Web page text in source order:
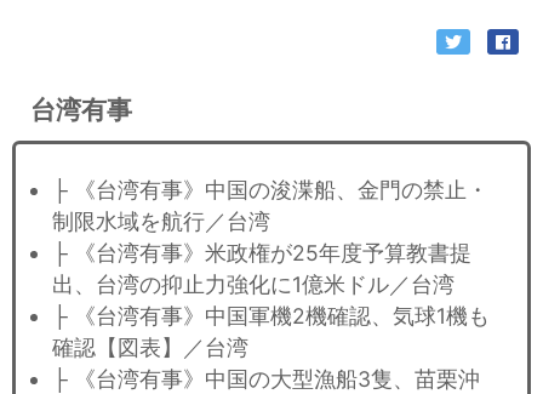
台湾有事
├ 《台湾有事》中国の浚渫船、金門の禁止・
制限水域を航行／台湾
├ 《台湾有事》米政権が25年度予算教書提
出、台湾の抑止力強化に1億米ドル／台湾
├ 《台湾有事》中国軍機2機確認、気球1機も
確認【図表】／台湾
├ 《台湾有事》中国の大型漁船3隻、苗栗沖